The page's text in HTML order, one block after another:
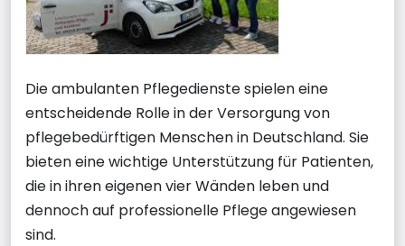
Die ambulanten Pflegedienste spielen eine
entscheidende Rolle in der Versorgung von
pflegebedürftigen Menschen in Deutschland. Sie
bieten eine wichtige Unterstützung für Patienten,
die in ihren eigenen vier Wänden leben und
dennoch auf professionelle Pflege angewiesen
sind.